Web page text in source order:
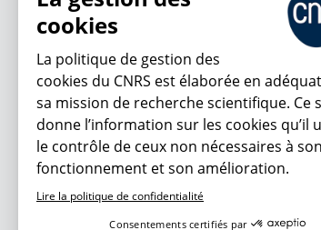
En ce moment
cookies
La politique de gestion des
cookies du CNRS est élaborée en
sa mission de recherche scientifique. Ce
donne l’information sur les cookies qu’il
le contrôle de ceux non nécessaires à son
fonctionnement et son amélioration.
Lire la politique de confidentialité
Consentements certifiés par